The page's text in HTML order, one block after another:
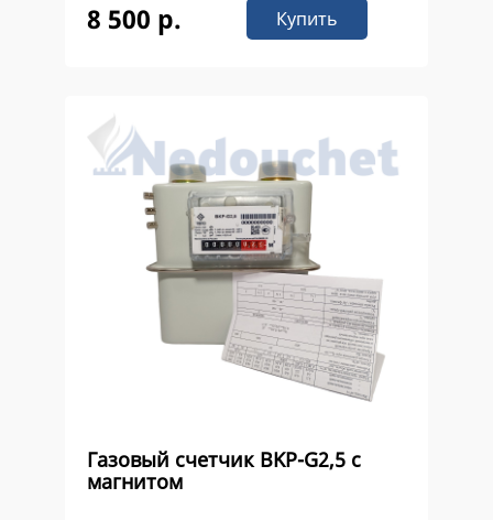
8 500 р. Купить
Газовый счетчик ВKР-G2,5 с
магнитом